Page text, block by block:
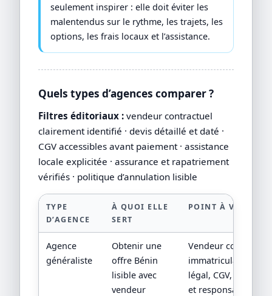
seulement inspirer : elle doit éviter les
malentendus sur le rythme, les trajets, les
options, les frais locaux et l’assistance.
Quels types d’agences comparer ?
Filtres éditoriaux : vendeur contractuel
clairement identifié · devis détaillé et daté ·
CGV accessibles avant paiement · assistance
locale explicitée · assurance et rapatriement
vérifiés · politique d’annulation lisible
TYPE
D’AGENCE
À QUOI ELLE
SERT
POINT À VÉRIFIER
Agence
généraliste
Obtenir une
offre Bénin
lisible avec
vendeur
Vendeur
immatriculation/
légal, CGV,
et responsabilité